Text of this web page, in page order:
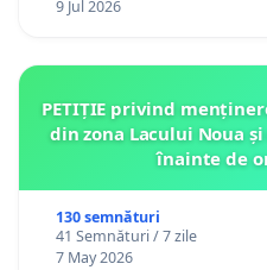
9 Jul 2026
PETIȚIE privind
din zona Lacului Noua
înainte de
130 semnături
41 Semnături / 7 zile
7 May 2026